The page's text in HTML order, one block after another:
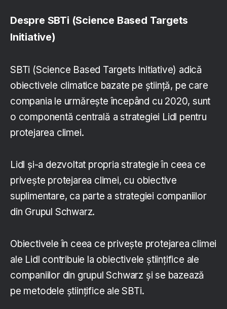
Despre SBTi (Science Based Targets
Initiative)
SBTi (Science Based Targets Initiative) adică
obiectivele climatice bazate pe știință, pe care
compania le urmărește începând cu 2020, sunt
o componentă centrală a strategiei Lidl pentru
protejarea climei.
Lidl și-a dezvoltat propria strategie în ceea ce
privește protejarea climei, cu obiective
suplimentare, ca parte a strategiei companiilor
din Grupul Schwarz.
Obiectivele în ceea ce privește protejarea climei
ale Lidl contribuie la obiectivele științifice ale
companiilor din grupul Schwarz și se bazează
pe metodele științifice ale SBTi.